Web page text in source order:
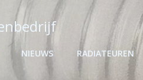
NIEUWS RADIATEUREN